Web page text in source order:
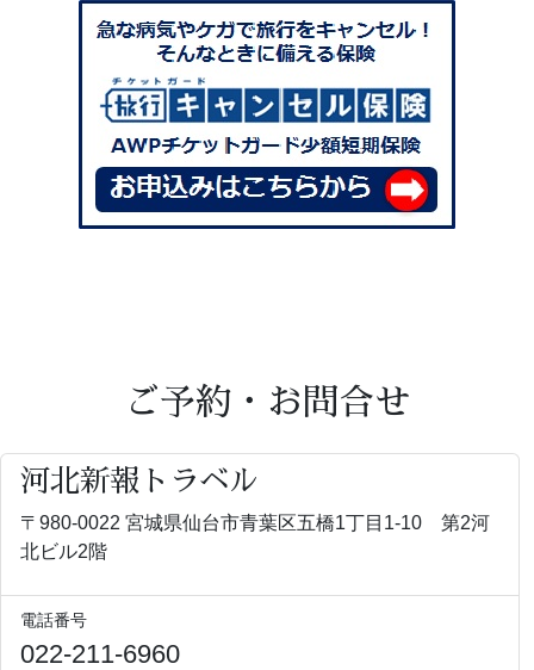
ご予約・お問合せ
河北新報トラベル
〒980-0022 宮城県仙台市青葉区五橋1丁目1-10 第2河
北ビル2階
電話番号
022-211-6960